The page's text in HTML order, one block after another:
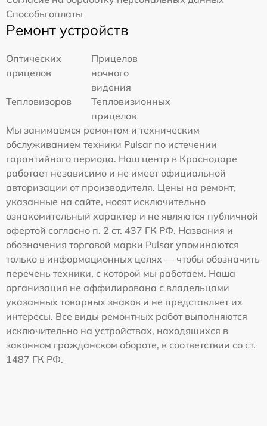
Способы оплаты
Ремонт устройств
Оптических
прицелов
Прицелов
ночного
видения
Тепловизоров
Тепловизионных
прицелов
Мы занимаемся ремонтом и техническим
обслуживанием техники Pulsar по истечении
гарантийного периода. Наш центр в Краснодаре
работает независимо и не имеет официальной
авторизации от производителя. Цены на ремонт,
указанные на сайте, носят исключительно
ознакомительный характер и не являются публичной
офертой согласно п. 2 ст. 437 ГК РФ. Названия и
обозначения торговой марки Pulsar упоминаются
только в информационных целях — чтобы обозначить
перечень техники, с которой мы работаем. Наша
организация не аффилирована с владельцами
указанных товарных знаков и не представляет их
интересы. Все виды ремонтных работ выполняются
исключительно на устройствах, находящихся в
законном гражданском обороте, в соответствии со ст.
1487 ГК РФ.